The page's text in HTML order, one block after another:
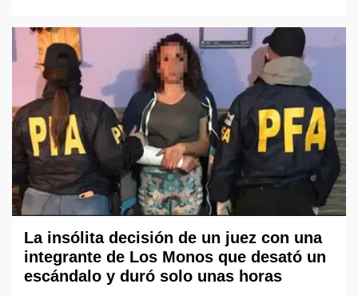
La insólita decisión de un juez con una
integrante de Los Monos que desató un
escándalo y duró solo unas horas